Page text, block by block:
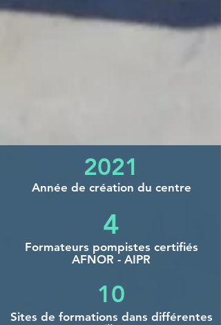
2021
Année de création du centre
4
Formateurs pompistes certifiés
AFNOR - AIPR
10
Sites de formations dans différentes